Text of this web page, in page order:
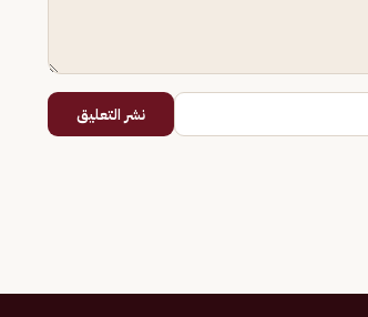
نشر التعليق